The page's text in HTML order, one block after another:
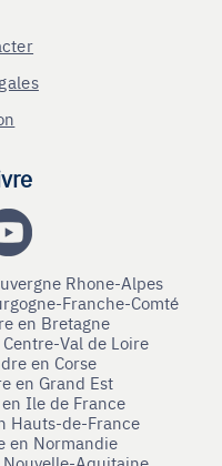
Rhone-Alpes
Franche-Comté
en Bretagne
Val de Loire
en Corse
en Grand Est
Ile de France
Hauts-de-France
en Normandie